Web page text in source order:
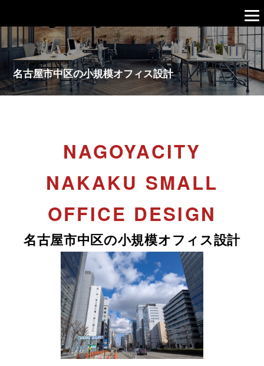
名古屋市中区の小規模オフィス設計
NAGOYACITY
NAKAKU SMALL
OFFICE DESIGN
名古屋市中区の小規模オフィス設計